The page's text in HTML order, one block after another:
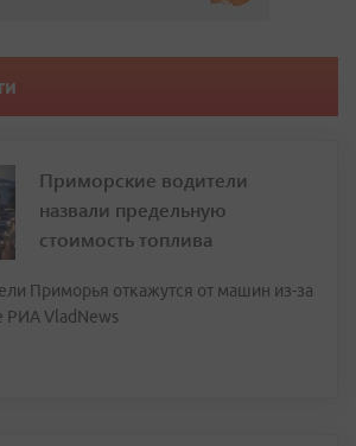
Приморские водители
назвали предельную
стоимость топлива
Приморья откажутся от машин из-за
РИА VladNews